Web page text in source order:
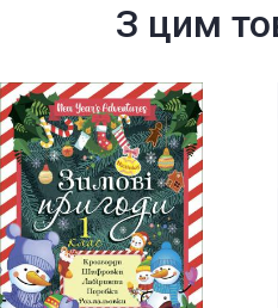
З цим